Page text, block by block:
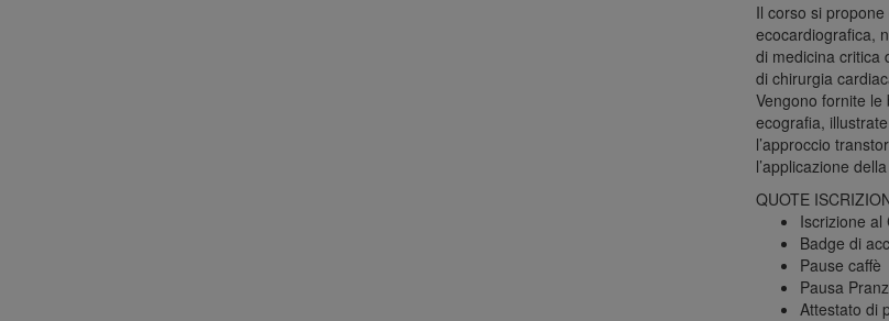
Il corso si
ecocardiografica,
di medicina critica
di chirurgia
Vengono fornite le
ecografia,
l’approccio
l’applicazione
QUOTE
Iscrizione al
Badge di
Pause caffè
Pausa
Attestato di